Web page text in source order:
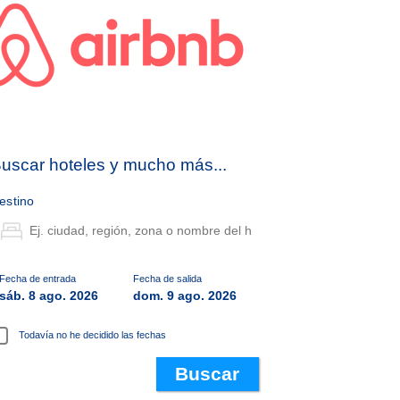
hoteles y mucho más...
de entrada
8 ago. 2026
Fecha de salida
dom. 9 ago. 2026
Todavía no he decidido las fechas